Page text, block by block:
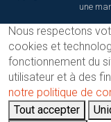
une
Nous respectons
cookies et
fonctionnement du
utilisateur et à des
notre politique de
Tout accepter